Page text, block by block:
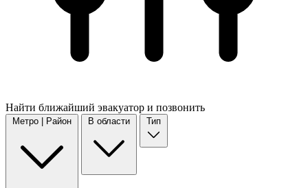
Найти ближайший эвакуатор и позвонить
Метро | Район В области Тип